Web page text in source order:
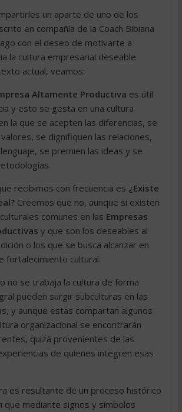
un aparte de uno de los
en compañía de la Coach Bibiana
con el deseo de motivarte a
la cultura empresarial deseable
actual, veamos:
Altamente Productiva es útil
y esto se gesta en una cultura
la que se acepten las diferencias, se
se dignifiquen las relaciones,
se premien las ideas y se
recibimos con frecuencia es ¿Existe
Creemos que no, aunque si existen
comunes en las Empresas
y que son los deseables al
o los que se busca alcanzar en
fortalecimiento cultural.
no se trabaja la cultura de forma
pueden surgir subculturas en las
y aunque estas compartan algunos
organizacional se encontrarán
quizá provenientes de las
de quienes integren esas
es resultante de un proceso histórico
que mediante signos y símbolos